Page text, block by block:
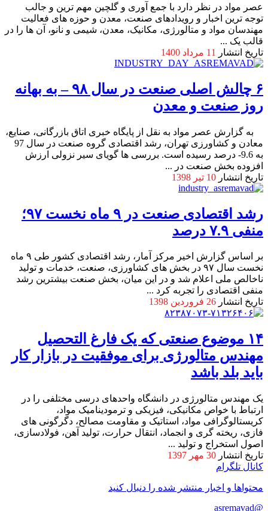
عصر مواد در نظر دارد با جمع آوری و گلچین مهم ترین و جالب
توجه ترین اخبار و رویدادهای صنعت، معدن و حوزه های فعالیت
مهندسان مواد و متالورژی، مکانیک، معدن، شیمی و نانو، آن ها را در
قالب یک ...
تاریخ انتشار
11 مرداد 1400
۶ چالش اصلی صنعت در سال ۹۸ – به بهانه
روز صنعت و معدن
به گزارش عصر مواد به نقل از پایگاه خبری اتاق بازرگانی، صنایع،
معادن و کشاورزی تهران، رشد اقتصادی گروه صنعت در سال 97
به 9.6- درصد رسیده است. بررسی ها گویای سیر نزولی ارزش
افزوده بخش صنعت در ...
تاریخ انتشار 10 تیر 1398
رشد اقتصادی صنعت در ۹ ماه نخست ۹۷؛
منفی ۷.۹ درصد
بر اساس گزارش اخیر مرکز آمار، رشد اقتصادی کشور طی ۹ ماه
نخست سال ۹۷ در بخش ‌های کشاورزی، صنعت، خدمات و تولید
ناخالص ملی اعلام شد و در این میان، بخش صنعت بیشترین رشد
منفی اقتصادی را تجربه کرد ...
تاریخ انتشار 26 فروردین 1398
۱۴ موضوع صنعتی که یک فارغ التحصیل
مهندس متالورژی برای موفقیت در بازار کار
باید بلد باشد
یک مهندس متالورژی در دانشگاه واحدهای درسی مختلفی را در
ارتباط با خواص مکانیکی، فیزیکی و ترمودینامیک مواد،
کریستالوگرافی مواد، استاتیک و مقاومت مصالح، دگرگونی های
فازی، ریخته گری و انجماد، انتقال حرارت، تولید آهن، فولادسازی،
اصول استخراج و تولید ...
تاریخ انتشار 30 مهر 1397
کانال تلگرام
محتواها و اخبار منتشر شده را دنبال کنید
@asremavad